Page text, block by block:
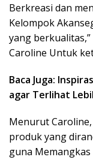
Berkreasi dan
Kelompok
yang
Caroline Untuk
Baca Juga:
agar Terlihat
Menurut
produk yang
guna